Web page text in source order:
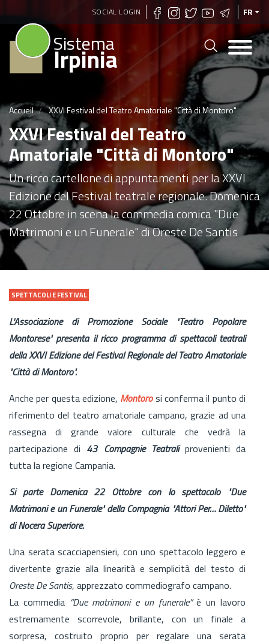
Aller
au
contenu
principal
SOCIAL LOGIN FR
Sistema
Irpinia
Accueil XXVI Festival del Teatro Amatoriale "Città di Montoro"
XXVI Festival del Teatro
Amatoriale "Città di Montoro"
Un ricco cartellone di appuntamenti per la XXVI
Edizione del Festival teatrale regionale. Domenica
22 Ottobre in scena la commedia comica "Due
Matrimoni e un Funerale" di Oreste De Santis
SPETTACOLI E FESTIVAL
L'Associazione di Promozione Sociale "Teatro Popolare
Montorese" presenta il ricco programma di spettacoli teatrali
della XXVI Edizione del Festival Regionale del Teatro Amatoriale
"Città di Montoro".
Anche per questa edizione, Montorosi conferma il punto di
riferimento del teatro amatoriale campano, grazie ad una
rassegna di grande valore culturale che vedrà la
partecipazione di 43 Compagnie Teatrali provenienti da
tutta la regione Campania.
Si parte Domenica 22 Ottobre con lo spettacolo "Due
Matrimoni e un Funerale" della Compagnia "Attori Per… Diletto"
di Nocera Superiore.
Una serata scacciapensieri, con uno spettacolo leggero e
divertente grazie alla linearità e semplicità del testo di
Oreste De Santis, apprezzato commediografo campano.
La commedia “Due matrimoni e un funerale”è un lavoro
estremamente scorrevole, brillante, con un finale a
sorpresa, costruito proprio per regalare una serata